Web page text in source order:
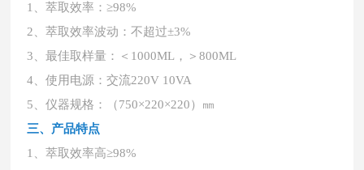
1、萃取效率：≥98%
2、萃取效率波动：不超过±3%
3、最佳取样量：＜1000ML，＞800ML
4、使用电源：交流220V 10VA
5、仪器规格：（750×220×220）㎜
三、产品特点
1、萃取效率高≥98%